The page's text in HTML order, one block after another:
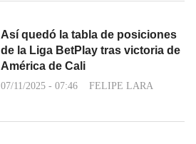
Así quedó la tabla de posiciones
de la Liga BetPlay tras victoria de
América de Cali
07/11/2025 - 07:46 FELIPE LARA